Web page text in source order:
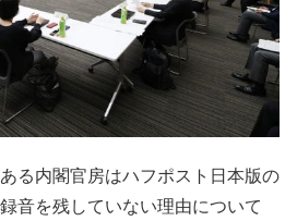
る内閣官房はハフポスト日本版の
音を残していない理由について